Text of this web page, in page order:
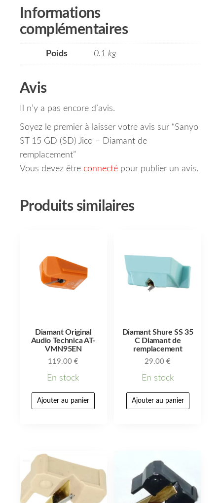
Informations
complémentaires
Poids 0.1 kg
Avis
Il n’y a pas encore d’avis.
Soyez le premier à laisser votre avis sur “Sanyo
ST 15 GD (SD) Jico – Diamant de
remplacement”
Vous devez être connecté pour publier un avis.
Produits similaires
Diamant Original
Audio Technica AT-
VMN95EN
119.00€
En stock
Ajouter au panier
Diamant Shure SS 35
C Diamant de
remplacement
29.00€
En stock
Ajouter au panier